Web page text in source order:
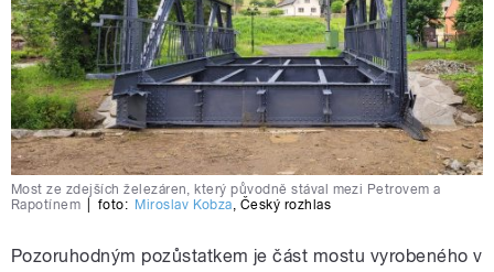
Most ze zdejších železáren, který původně stával mezi Petrovem a
Rapotínem
foto: Miroslav Kobza, Český rozhlas
Pozoruhodným pozůstatkem je část mostu vyrobeného v